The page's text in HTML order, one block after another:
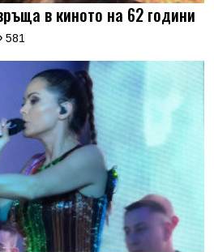
в киното на 62 години
581